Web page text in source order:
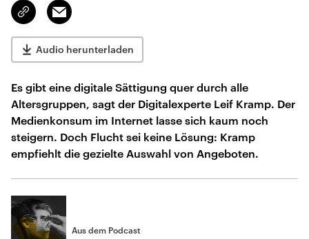
Link
kopieren/teilen
Email
Audio herunterladen
Es gibt eine digitale Sättigung quer durch alle
Altersgruppen, sagt der Digitalexperte Leif Kramp. Der
Medienkonsum im Internet lasse sich kaum noch
steigern. Doch Flucht sei keine Lösung: Kramp
empfiehlt die gezielte Auswahl von Angeboten.
Aus dem Podcast